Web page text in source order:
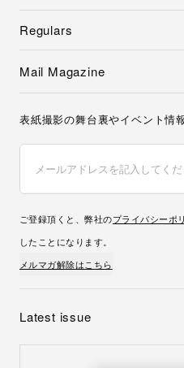
Regulars
Mail Magazine
表紙撮影の舞台裏やイベント情
ご登録頂くと、弊社のプライバシーポ
したことになります。
メルマガ解除はこちら
Latest issue